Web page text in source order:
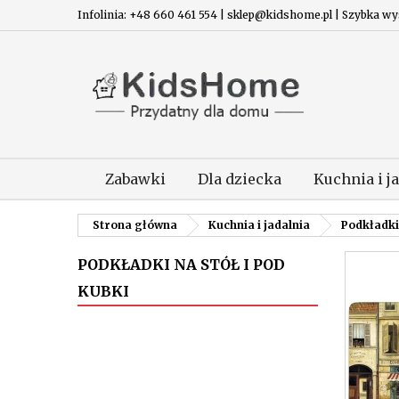
Infolinia: +48 660 461 554 | sklep@kidshome.pl | Szybka
Zabawki Dla dziecka Kuchnia i
Strona główna Kuchnia i jadalnia
PODKŁADKI NA STÓŁ I POD
KUBKI